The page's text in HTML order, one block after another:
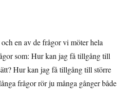
en av de frågor vi möter hela
som: Hur kan jag få tillgång till
Hur kan jag få tillgång till större
frågor rör ju många gånger både